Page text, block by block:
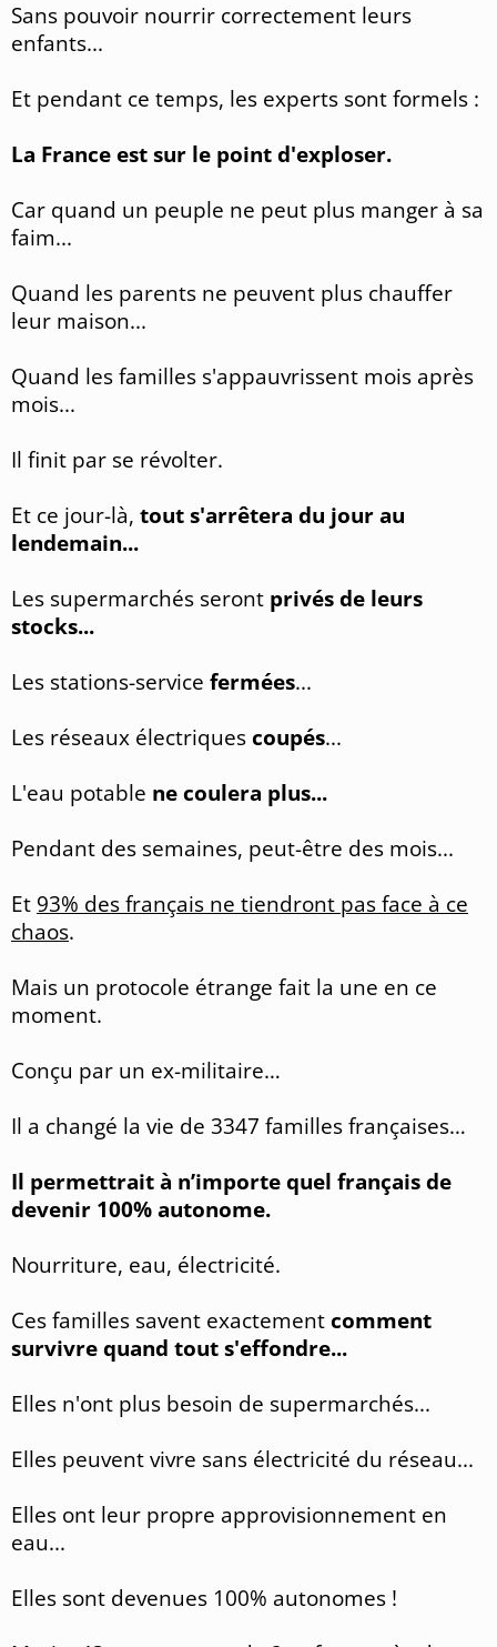
Sans pouvoir nourrir correctement leurs
enfants...
Et pendant ce temps, les experts sont formels :
La France est sur le point d'exploser.
Car quand un peuple ne peut plus manger à sa
faim...
Quand les parents ne peuvent plus chauffer
leur maison...
Quand les familles s'appauvrissent mois après
mois...
Il finit par se révolter.
Et ce jour-là, tout s'arrêtera du jour au
lendemain...
Les supermarchés seront privés de leurs
stocks...
Les stations-service fermées...
Les réseaux électriquescoupés...
L'eau potable ne coulera plus...
Pendant des semaines, peut-être des mois...
Et 93% des français ne tiendront pas face à ce
chaos.
Mais un protocole étrange fait la une en ce
moment.
Conçu par un ex-militaire…
Il a changé la vie de 3347 familles françaises…
Il permettrait à n’importe quel français de
devenir 100% autonome.
Nourriture, eau, électricité.
Ces familles savent exactementcomment
survivre quand tout s'effondre...
Elles n'ont plus besoin de supermarchés...
Elles peuvent vivre sans électricité du réseau...
Elles ont leur propre approvisionnement en
eau...
Elles sont devenues 100% autonomes !